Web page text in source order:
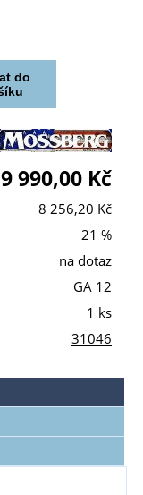
9 990,00 Kč
8 256,20 Kč
21 %
na dotaz
GA 12
1 ks
31046